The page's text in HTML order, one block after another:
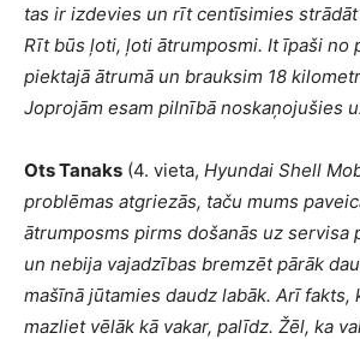
tas ir izdevies un rīt centīsimies
Rīt būs ļoti, ļoti ātrumposmi. It īpaši no
piektajā ātrumā un brauksim 18
Joprojām esam pilnībā noskaņojušies
Ots Tanaks (4. vieta, Hyundai Shell
problēmas atgriezās, taču mums
ātrumposms pirms došanās uz servisa
un nebija vajadzības bremzēt pārāk
mašīnā jūtamies daudz labāk. Arī fakts,
mazliet vēlāk kā vakar, palīdz. Žēl, ka